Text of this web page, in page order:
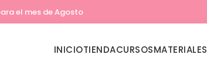
el mes de Agosto
INICIOTIENDACURSOSMATERIALES